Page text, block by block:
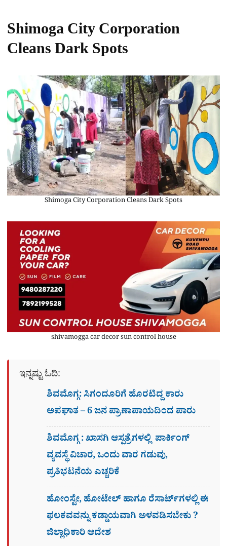
Shimoga City Corporation
Cleans Dark Spots
Shimoga City Corporation Cleans Dark Spots
shivamogga car decor sun control house
ಇನ್ನಷ್ಟು ಓದಿ:
ಶಿವಮೊಗ್ಗ: ಸಿಗಂದೂರಿಗೆ ಹೊರಟಿದ್ದ ಕಾರು
ಅಪಘಾತ – 6 ಜನ ಪ್ರಾಣಾಪಾಯದಿಂದ ಪಾರು
ಶಿವಮೊಗ್ಗ : ಖಾಸಗಿ ಆಸ್ಪತ್ರೆಗಳಲ್ಲಿ ಪಾರ್ಕಿಂಗ್​
ವ್ಯವಸ್ಥೆ ವಿಚಾರ, ಒಂದು ವಾರ ಗಡುವು,
ಪ್ರತಿಭಟನೆಯ ಎಚ್ಚರಿಕೆ
ಹೋಂಸ್ಟೇ, ಹೋಟೇಲ್ ಹಾಗೂ ರೆಸಾರ್ಟ್‌ಗಳಲ್ಲಿ ಈ
ಫಲಕವವನ್ನು ಕಡ್ಡಾಯವಾಗಿ ಅಳವಡಿಸಬೇಕು ?
ಜಿಲ್ಲಾಧಿಕಾರಿ ಆದೇಶ